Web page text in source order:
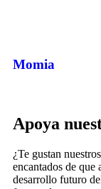
Momia
Apoya
¿Te gustan
encantados de que
desarrollo futuro